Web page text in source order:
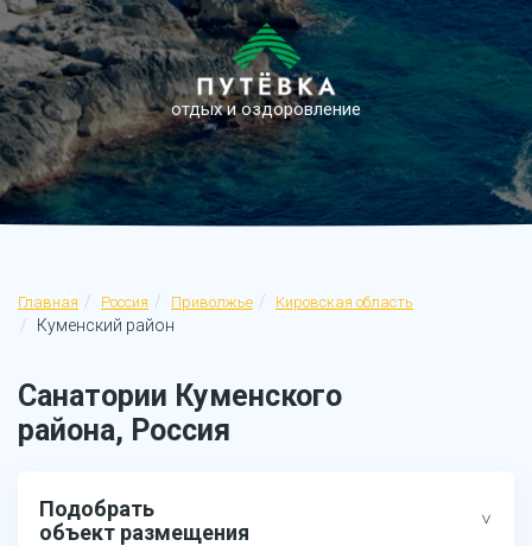
отдых и оздоровление
Главная Россия Приволжье Кировская область
Куменский район
Санатории Куменского
района, Россия
Подобрать
объект размещения